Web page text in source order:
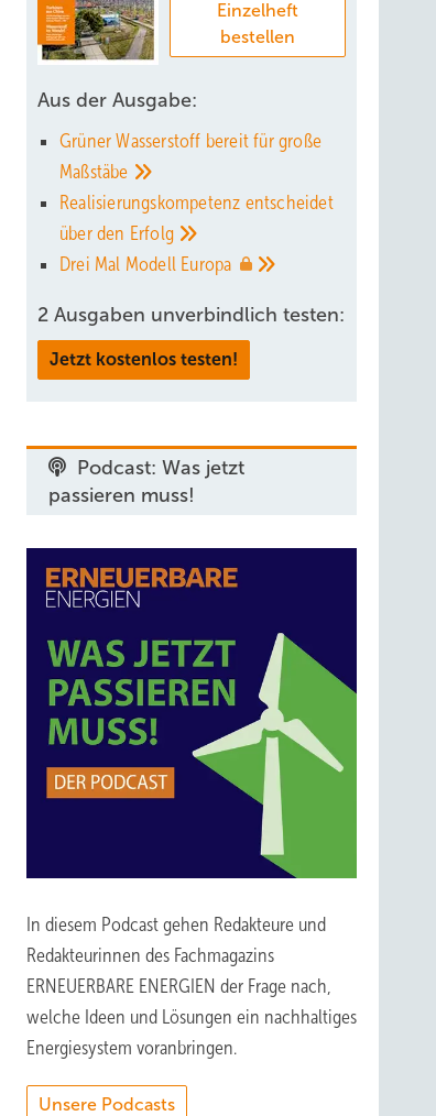
Einzelheft
bestellen
Aus der Ausgabe:
Grüner Wasserstoff bereit für große
Maßstäbe
Realisierungskompetenz entscheidet
über den Erfolg
Drei Mal Modell Europa
2 Ausgaben unverbindlich testen:
Jetzt kostenlos testen!
Podcast: Was jetzt
passieren muss!
In diesem Podcast gehen Redakteure und
Redakteurinnen des Fachmagazins
ERNEUERBARE ENERGIEN der Frage nach,
welche Ideen und Lösungen ein nachhaltiges
Energiesystem voranbringen.
Unsere Podcasts